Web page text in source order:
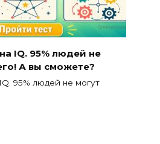
IQ. 95% людей не
А вы сможете?
95% людей не могут